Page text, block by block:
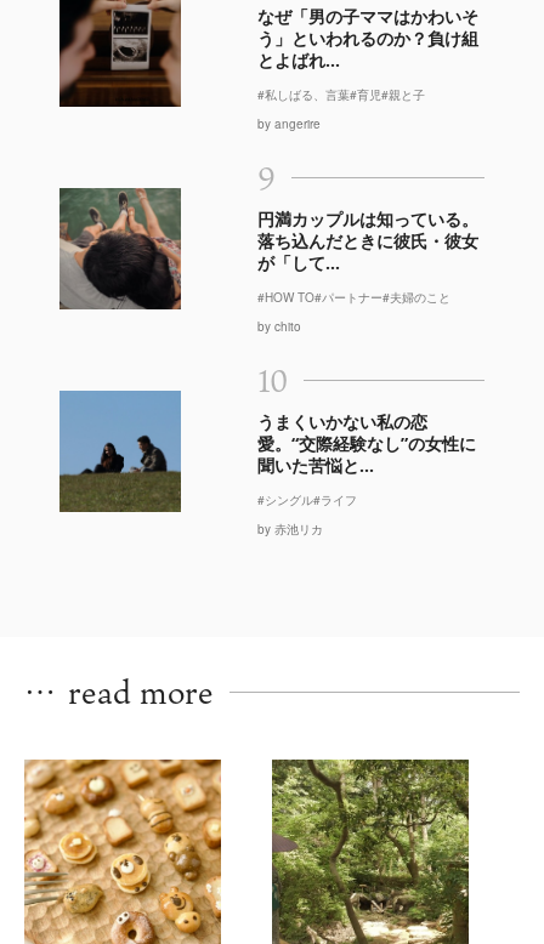
なぜ「男の子ママはかわいそ
う」といわれるのか？負け組
とよばれ...
#私しばる、言葉#育児#親と子
by angerire
9
円満カップルは知っている。
落ち込んだときに彼氏・彼女
が「して...
#HOW TO#パートナー#夫婦のこと
by chito
10
うまくいかない私の恋
愛。“交際経験なし”の女性に
聞いた苦悩と...
#シングル#ライフ
by 赤池リカ
… read more